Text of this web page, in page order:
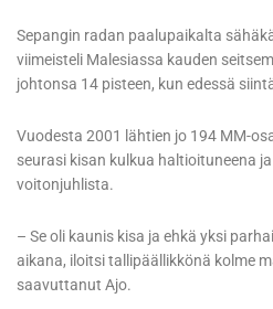
Sepangin radan paalupaikalta
viimeisteli Malesiassa kauden
johtonsa 14 pisteen, kun edessä
Vuodesta 2001 lähtien jo 194 MM-
seurasi kisan kulkua haltioituneena
voitonjuhlista.
– Se oli kaunis kisa ja ehkä yksi
aikana, iloitsi tallipäällikkönä kolme
saavuttanut Ajo.